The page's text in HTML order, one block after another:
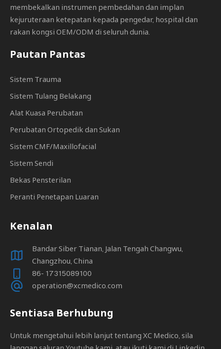
membekalkan instrumen pembedahan dan implan
kejuruteraan ketepatan kepada pengedar, hospital dan
rakan kongsi OEM/ODM di seluruh dunia.
Pautan Pantas
Sistem Trauma
Sistem Tulang Belakang
Alat Kuasa Perubatan
Perubatan Ortopedik dan Sukan
Sistem CMF/Maxillofacial
Sistem Sendi
Bekas Pensterilan
Peranti Penetapan Luaran
Kenalan
Bandar Siber Tianan, Jalan Tengah Changwu,
Changzhou, China
86- 17315089100
operation@xcmedico.com
Sentiasa Berhubung
Untuk mengetahui lebih lanjut tentang XC Medico, sila